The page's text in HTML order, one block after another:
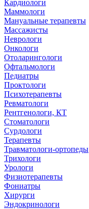
Кардиологи
Маммологи
Мануальные терапевты
Массажисты
Неврологи
Онкологи
Отоларингологи
Офтальмологи
Педиатры
Проктологи
Психотерапевты
Ревматологи
Рентгенологи, КТ
Стоматологи
Сурдологи
Терапевты
Травматологи-ортопеды
Трихологи
Урологи
Физиотерапевты
Фониатры
Хирурги
Эндокринологи